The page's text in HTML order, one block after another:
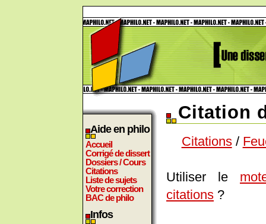
Aide en philo
Accueil
Corrigé de dissert
Dossiers / Cours
Citations
Liste de sujets
Votre correction
BAC de philo
Infos
Citation
Citations/
Utiliser le
citations ?